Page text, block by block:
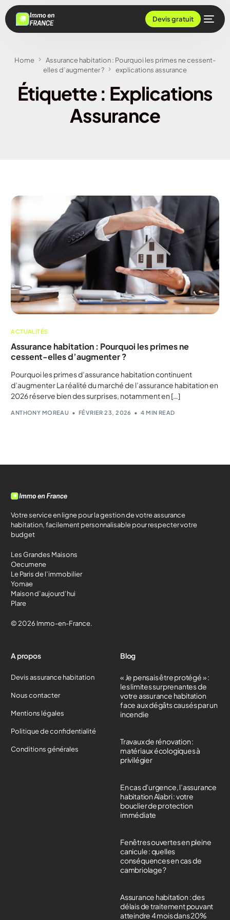
Devis gratuit
Home
Assurance habitation : Pourquoi les primes ne cessent-
elles d’augmenter ?
explications assurance
Étiquette : Explications
Assurance
ACTUALITÉS
Assurance habitation : Pourquoi les primes ne
cessent-elles d’augmenter ?
Pourquoi les primes d’assurance habitation continuent
d’augmenter La réalité du marché de l’assurance habitation en
2026 réserve bien des surprises, notamment en […]
ANTHONY MOREAU FÉVRIER 23, 2026 4 MIN READ
Votre service en ligne pour la gestion de votre assurance
habitation, facilement personnalisable pour respecter votre
budget
Les Grandes Maisons
Oecumene
Le Paris de l’immobilier
Yomae
Maison d’aujourd’hui
Plare
© 2026 Immo-en-France.
A propos
Devis assurance habitation
Nous contacter
Mentions légales
Politique de confidentialité
Conditions générales
Blog
« Je pensais être protégé » :
les limites surprenantes de
votre assurance habitation
face aux dégâts causés par un
incendie
Travaux de rénovation :
matériaux écologiques à
privilégier
En cas d’urgence, l’assurance
habitation Alabri : votre
bouclier de protection
immédiate
Fenêtres ouvertes en pleine
canicule : quelles
conséquences en cas de
cambriolage ?
Assurance habitation : des
délais de traitement pouvant
atteindre 4 mois dans 20%